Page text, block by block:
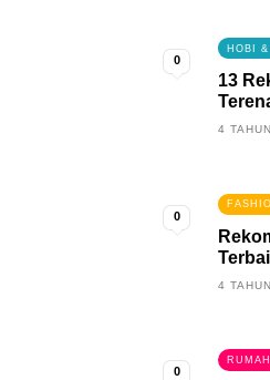
0
HOBI &
13
4
0
4
0